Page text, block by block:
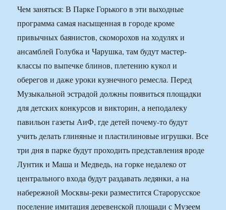
Чем заняться: В Парке Горького в эти выходные
программа самая насыщенная в городе кроме
привычных баянистов, скоморохов на ходулях и
ансамблей Голубка и Чарушка, там будут мастер-
классы по выпечке блинов, плетению кукол и
оберегов и даже уроки кузнечного ремесла. Перед
Музыкальной эстрадой должны появиться площадки
для детских конкурсов и викторин, а неподалеку
павильон газеты АиФ, где детей почему-то будут
учить делать глиняные и пластилиновые игрушки. Все
три дня в парке будут проходить представления вроде
Лунтик и Маша и Медведь, на горке недалеко от
центрального входа будут раздавать ледянки, а на
набережной Москвы-реки разместится Старорусское
поселение имитация деревенской площади с Музеем